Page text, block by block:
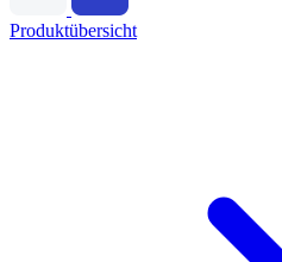
Produktübersicht